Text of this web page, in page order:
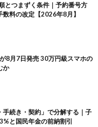
とつまずく条件｜予約番号方
料の改定【2026年8月】
8月7日発売 30万円級スマホの
か
手続き・契約」で分解する｜子
と国民年金の前納割引